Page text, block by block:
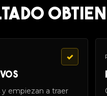
✓
empiezan a traer